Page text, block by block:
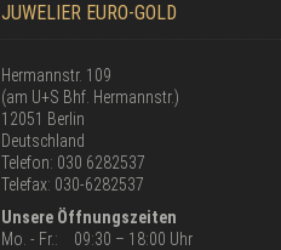
JUWELIER EURO-GOLD
Hermannstr. 109
(am U+S Bhf. Hermannstr.)
12051 Berlin
Deutschland
Telefon: 030 6282537
Telefax: 030-6282537
Unsere Öffnungszeiten
Mo. - Fr.:
09:30 – 18:00 Uhr